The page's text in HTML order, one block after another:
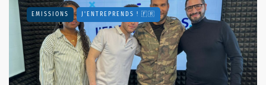
EMISSIONS J'ENTREPRENDS ! 🇫🇷